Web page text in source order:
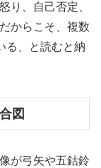
り、自己否定、
からこそ、複数
る、と読むと納
図
が弓矢や五鈷鈴